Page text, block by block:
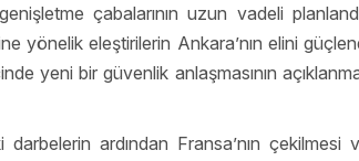
çabalarının uzun vadeli
yönelik eleştirilerin Ankara’nın elini
yeni bir güvenlik anlaşmasının
ardından Fransa’nın çekilmesi